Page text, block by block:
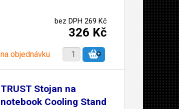
bez DPH 269 Kč
326 Kč
na objednávku
TRUST Stojan na
notebook Cooling Stand